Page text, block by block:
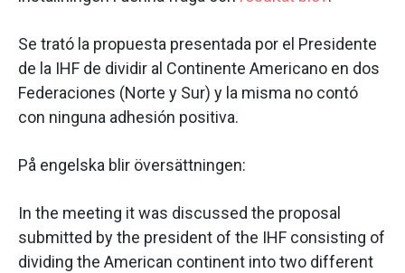
Se trató la propuesta presentada por el Presidente
de la IHF de dividir al Continente Americano en dos
Federaciones (Norte y Sur) y la misma no contó
con ninguna adhesión positiva.
På engelska blir översättningen:
In the meeting it was discussed the proposal
submitted by the president of the IHF consisting of
dividing the American continent into two different